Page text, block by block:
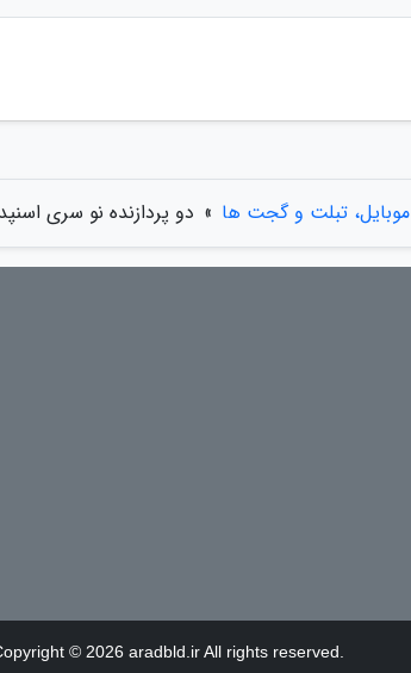
موبایل، تبلت و گجت ها » دو پردازنده نو سری
© 2026 aradbld.ir All rights reserved.